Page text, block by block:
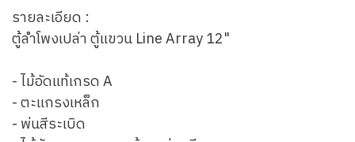
รายละเอียด :
ตู้ลำโพงเปล่า ตู้แขวน Line Array 12"
- ไม้อัดแท้เกรด A
- ตะแกรงเหล็ก
- พ่นสีระเบิด